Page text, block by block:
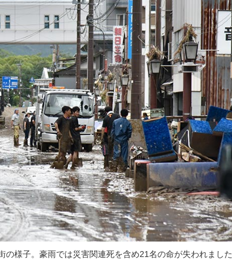
様子。豪雨では災害関連死を含め21名の命が失われました